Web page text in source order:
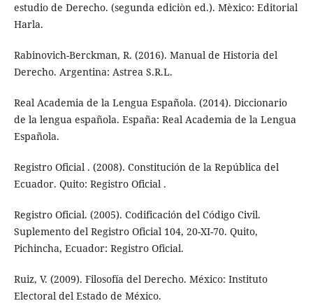
estudio de Derecho. (segunda ediciòn ed.). Mèxico: Editorial
Harla.
Rabinovich-Berckman, R. (2016). Manual de Historia del
Derecho. Argentina: Astrea S.R.L.
Real Academia de la Lengua Española. (2014). Diccionario
de la lengua española. España: Real Academia de la Lengua
Española.
Registro Oficial . (2008). Constitución de la República del
Ecuador. Quito: Registro Oficial .
Registro Oficial. (2005). Codificación del Código Civil.
Suplemento del Registro Oficial 104, 20-XI-70. Quito,
Pichincha, Ecuador: Registro Oficial.
Ruiz, V. (2009). Filosofía del Derecho. México: Instituto
Electoral del Estado de México.